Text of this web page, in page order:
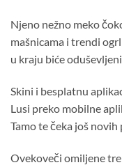
Njeno nežno meko
mašnicama i trendi
u kraju biće
Skini i besplatnu
Lusi preko mobilne
Tamo te čeka još
Ovekoveči omiljene